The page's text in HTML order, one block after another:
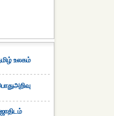
உலகம்